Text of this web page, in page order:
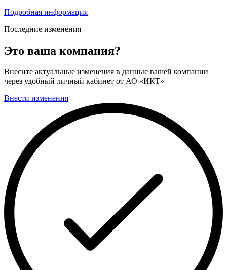
Подробная информация
Последние изменения
Это ваша компания?
Внесите актуальные изменения в данные вашей компании
через удобный личный кабинет от АО «ИКТ»
Внести изменения